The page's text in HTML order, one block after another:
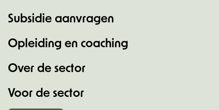
Subsidie aanvragen
Opleiding en coaching
Over de sector
Voor de sector